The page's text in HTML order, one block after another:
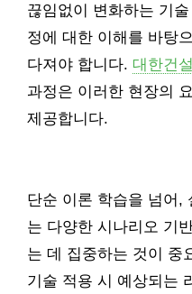
끊임없이 변화하는 기
정에 대한 이해를 바탕
다져야 합니다. 대한건
과정은 이러한 현장의
제공합니다.
단순 이론 학습을 넘어,
는 다양한 시나리오 기
는 데 집중하는 것이 중
기술 적용 시 예상되는